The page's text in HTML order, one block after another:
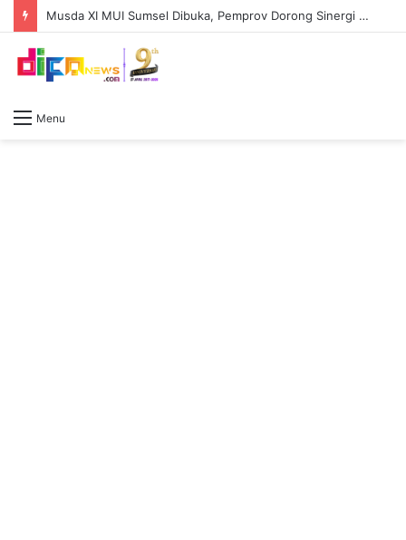
Musda XI MUI Sumsel Dibuka, Pemprov Dorong Sinergi Ulama dan Pemerintah Perkuat Pembangunan Daerah
Menu